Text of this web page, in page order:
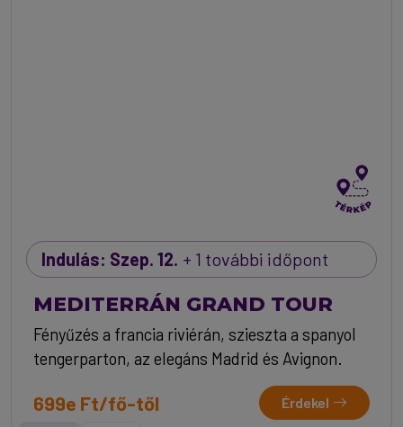
Indulás: Szep. 12. + 1 további időpont
MEDITERRÁN GRAND TOUR
Fényűzés a francia riviérán, szieszta a spanyol
tengerparton, az elegáns Madrid és Avignon.
699e Ft/fő-től Érdekel